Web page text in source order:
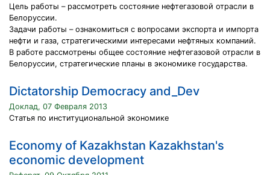
Цель работы – рассмотреть состояние нефтегазовой отрасли в
Белоруссии.
Задачи работы – ознакомиться с вопросами экспорта и импорта
нефти и газа, стратегическими интересами нефтяных компаний.
В работе рассмотрены общее состояние нефтегазовой отрасли в
Белоруссии, стратегические планы в экономике государства.
Dictatorship Democracy and_Dev
Доклад, 07 Февраля 2013
Статья по институциональной экономике
Economy of Kazakhstan Kazakhstan's
economic development